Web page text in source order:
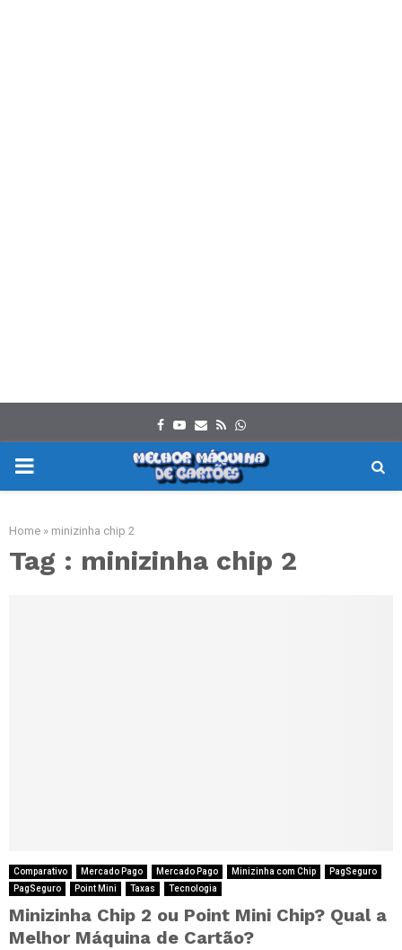
Facebook
Youtube
Email
RssWhatsapp
PRIMARY
Home » minizinha chip 2
Tag : minizinha chip 2
Comparativo Mercado Pago Mercado Pago Minizinha com Chip
PagSeguro
PagSeguro
Point Mini Taxas Tecnologia
Minizinha Chip 2 ou Point Mini Chip? Qual a
Melhor Máquina de Cartão?